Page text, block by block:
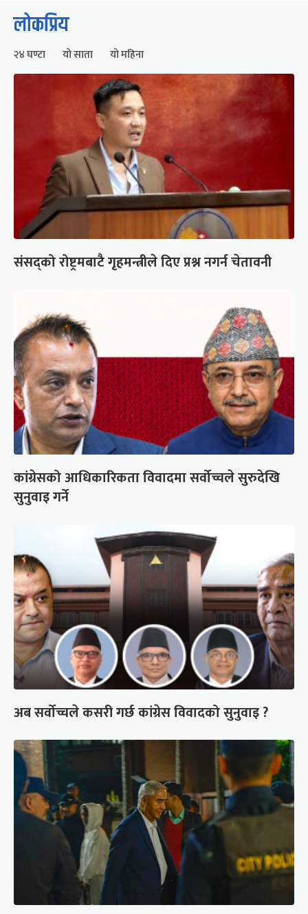
लोकप्रिय
२४ घण्टा यो साता यो महिना
संसद्को रोष्ट्रमबाटै गृहमन्त्रीले दिए प्रश्न नगर्न चेतावनी
कांग्रेसको आधिकारिकता विवादमा सर्वोच्चले सुरुदेखि
सुनुवाइ गर्ने
अब सर्वोच्चले कसरी गर्छ कांग्रेस विवादको सुनुवाइ ?